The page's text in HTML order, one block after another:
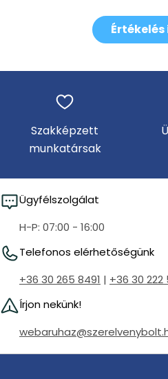
Szakképzett
munkatársak
Ügyfélszolgálat
H-P: 07:00 - 16:00
Telefonos elérhetőségünk
+36 30 265 8491 | +36 30 222
Írjon nekünk!